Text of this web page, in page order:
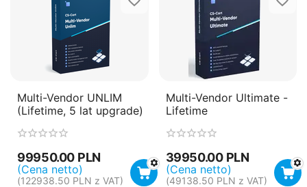
Multi-Vendor UNLIM
(Lifetime, 5 lat upgrade)
99950.00 PLN
(Cena netto)
(122938.50 PLN z VAT)
Multi-Vendor Ultimate -
Lifetime
39950.00 PLN
(Cena netto)
(49138.50 PLN z VAT)